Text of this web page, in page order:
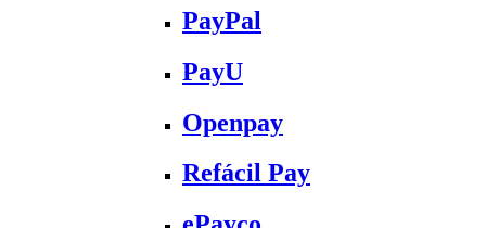
PayPal
PayU
Openpay
Refácil Pay